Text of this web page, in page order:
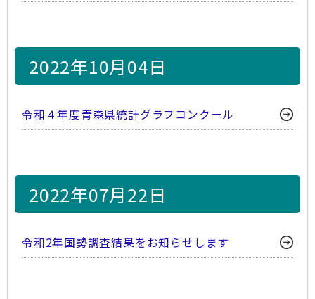
2022年10月04日
令和４年度青森県統計グラフコンクール
2022年07月22日
令和2年国勢調査結果をお知らせします